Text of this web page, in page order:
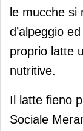
le mucche si
d’alpeggio
proprio latte
nutritive.
Il latte fieno
Sociale